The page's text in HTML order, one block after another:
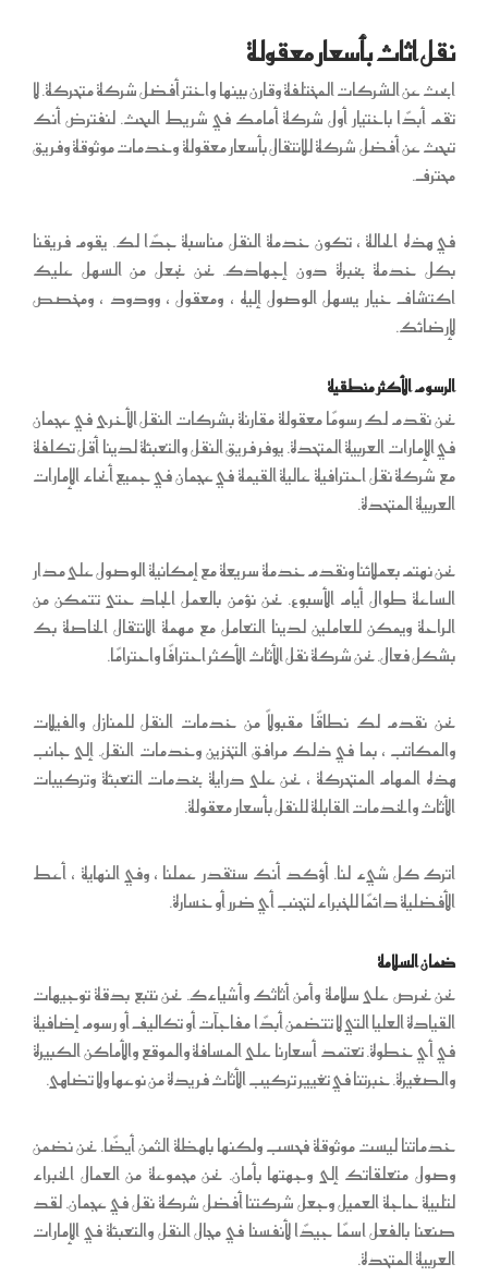
نقل اثاث بأسعار معقولة
ابحث عن الشركات المختلفة وقارن بينها واختر أفضل شركة متحركة. لا
تقم أبدًا باختيار أول شركة أمامك في شريط البحث. لنفترض أنك
تبحث عن أفضل شركة للانتقال بأسعار معقولة وخدمات موثوقة وفريق
محترف.
في هذه الحالة ، تكون خدمة النقل مناسبة جدًا لك. يقوم فريقنا
بكل خدمة بخبرة دون إجهادك. نحن نجعل من السهل عليك
اكتشاف خيار يسهل الوصول إليه ، ومعقول ، وودود ، ومخصص
لإرضائك.
الرسوم الأكثر منطقية
نحن نقدم لك رسومًا معقولة مقارنة بشركات النقل الأخرى في عجمان
في الإمارات العربية المتحدة. يوفر فريق النقل والتعبئة لدينا أقل تكلفة
مع شركة نقل احترافية عالية القيمة في عجمان في جميع أنحاء الإمارات
العربية المتحدة.
نحن نهتم بعملائنا ونقدم خدمة سريعة مع إمكانية الوصول على مدار
الساعة طوال أيام الأسبوع. نحن نؤمن بالعمل الجاد حتى تتمكن من
الراحة ويمكن للعاملين لدينا التعامل مع مهمة الانتقال الخاصة بك
بشكل فعال. نحن شركة نقل الأثاث الأكثر احترافًا واحترامًا.
نحن نقدم لك نطاقًا مقبولاً من خدمات النقل للمنازل والفيلات
والمكاتب ، بما في ذلك مرافق التخزين وخدمات النقل. إلى جانب
هذه المهام المتحركة ، نحن على دراية بخدمات التعبئة وتركيبات
الأثاث والخدمات القابلة للنقل بأسعار معقولة.
اترك كل شيء لنا. أؤكد أنك ستقدر عملنا ، وفي النهاية ، أعط
الأفضلية دائمًا للخبراء لتجنب أي ضرر أو خسارة.
ضمان السلامة
نحن نحرص على سلامة وأمن أثاثك وأشياءك. نحن نتبع بدقة توجيهات
القيادة العليا التي لا تتضمن أبدًا مفاجآت أو تكاليف أو رسوم إضافية
في أي خطوة. تعتمد أسعارنا على المسافة والموقع والأماكن الكبيرة
والصغيرة. خبرتنا في تغيير تركيب الأثاث فريدة من نوعها ولا تضاهى.
خدماتنا ليست موثوقة فحسب ولكنها باهظة الثمن أيضًا. نحن نضمن
وصول متعلقاتك إلى وجهتها بأمان. نحن مجموعة من العمال الخبراء
لتلبية حاجة العميل وجعل شركتنا أفضل شركة نقل في عجمان. لقد
صنعنا بالفعل اسمًا جيدًا لأنفسنا في مجال النقل والتعبئة في الإمارات
العربية المتحدة.